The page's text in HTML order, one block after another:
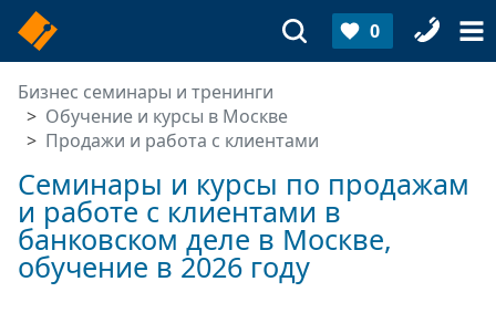
0
Бизнес семинары и тренинги
Обучение и курсы в Москве
Продажи и работа с клиентами
Семинары и курсы по продажам
и работе с клиентами в
банковском деле в Москве,
обучение в 2026 году